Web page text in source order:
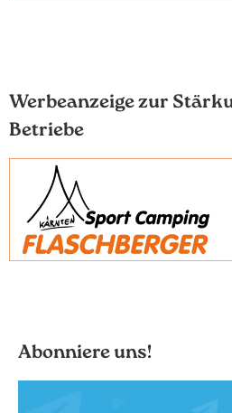
Werbeanzeige zur
Betriebe
Abonniere uns!